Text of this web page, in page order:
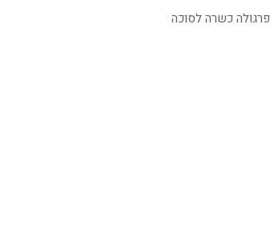
פרגולה כשרה לסוכה